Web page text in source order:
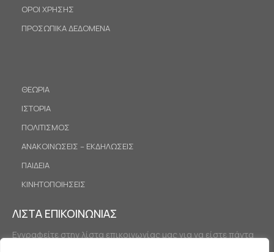
ΟΡΟΙ ΧΡΗΣΗΣ
ΠΡΟΣΩΠΙΚΑ ΔΕΔΟΜΕΝΑ
ΘΕΩΡΙΑ
ΙΣΤΟΡΙΑ
ΠΟΛΙΤΙΣΜΟΣ
ΑΝΑΚΟΙΝΩΣΕΙΣ – ΕΚΔΗΛΩΣΕΙΣ
ΠΑΙΔΕΙΑ
ΚΙΝΗΤΟΠΟΙΗΣΕΙΣ
ΛΙΣΤΑ ΕΠΙΚΟΙΝΩΝΙΑΣ
Εγγραφείτε στην λίστα επικοινωνίας μας για να είστε πάντα